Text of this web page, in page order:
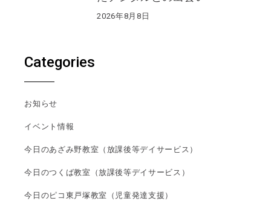
2026年8月8日
Categories
お知らせ
イベント情報
今日のあざみ野教室（放課後等デイサービス）
今日のつくば教室（放課後等デイサービス）
今日のピコ東戸塚教室（児童発達支援）